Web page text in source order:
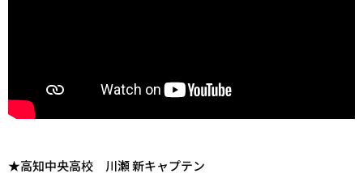
★高知中央高校 川瀬 新キャプテン